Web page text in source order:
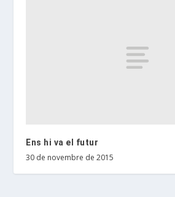
Ens hi va el futur
30 de novembre de 2015